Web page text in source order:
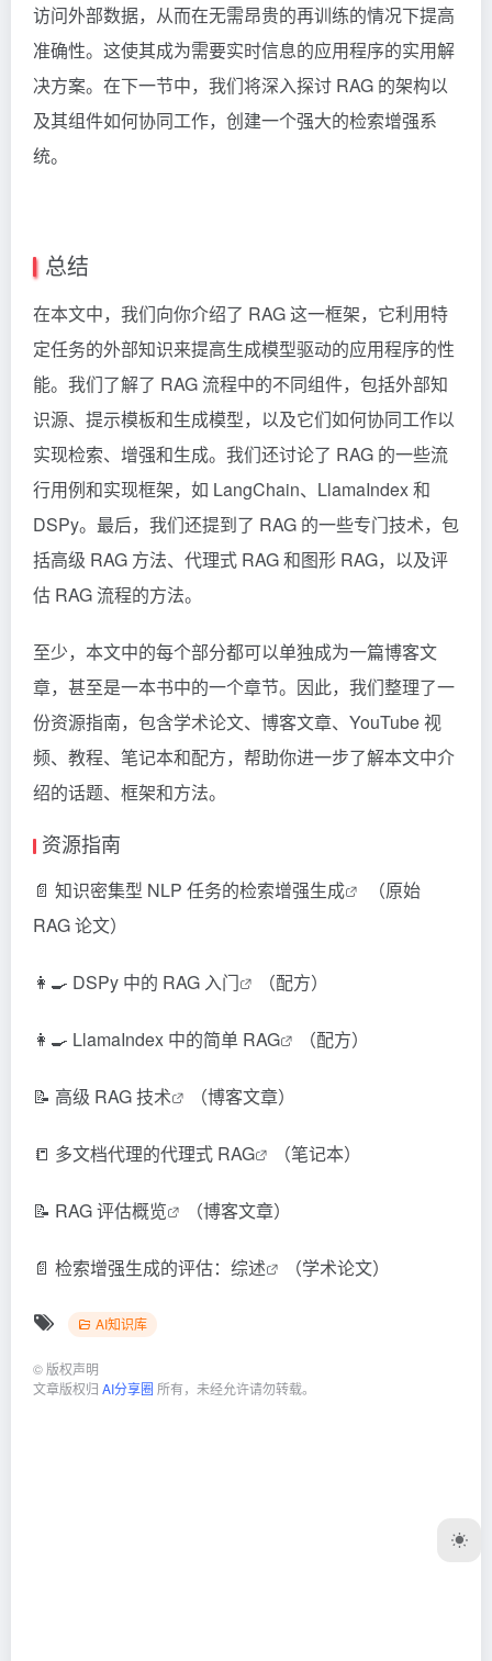
访问外部数据，从而在无需昂贵的再训练的情况下提高
准确性。这使其成为需要实时信息的应用程序的实用解
决方案。在下一节中，我们将深入探讨 RAG 的架构以
及其组件如何协同工作，创建一个强大的检索增强系
统。
总结
在本文中，我们向你介绍了 RAG 这一框架，它利用特
定任务的外部知识来提高生成模型驱动的应用程序的性
能。我们了解了 RAG 流程中的不同组件，包括外部知
识源、提示模板和生成模型，以及它们如何协同工作以
实现检索、增强和生成。我们还讨论了 RAG 的一些流
行用例和实现框架，如 LangChain、LlamaIndex 和
DSPy。最后，我们还提到了 RAG 的一些专门技术，包
括高级 RAG 方法、代理式 RAG 和图形 RAG，以及评
估 RAG 流程的方法。
至少，本文中的每个部分都可以单独成为一篇博客文
章，甚至是一本书中的一个章节。因此，我们整理了一
份资源指南，包含学术论文、博客文章、YouTube 视
频、教程、笔记本和配方，帮助你进一步了解本文中介
绍的话题、框架和方法。
资源指南
📄 知识密集型 NLP 任务的检索增强生成
（原始
RAG 论文）
👩‍🍳 DSPy 中的 RAG 入门 （配方）
👩‍🍳 LlamaIndex 中的简单 RAG （配方）
📝 高级 RAG 技术 （博客文章）
📒 多文档代理的代理式 RAG （笔记本）
📝 RAG 评估概览 （博客文章）
📄 检索增强生成的评估：综述 （学术论文）
AI知识库
© 版权声明
文章版权归 AI分享圈 所有，未经允许请勿转载。